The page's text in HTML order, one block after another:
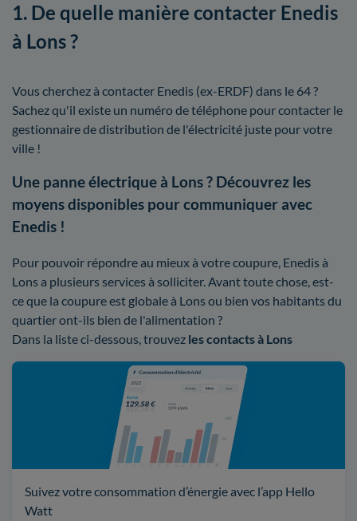
1. De quelle manière contacter Enedis
à Lons ?
Vous cherchez à contacter Enedis (ex-ERDF) dans le 64 ?
Sachez qu'il existe un numéro de téléphone pour contacter le
gestionnaire de distribution de l'électricité juste pour votre
ville !
Une panne électrique à Lons ? Découvrez les
moyens disponibles pour communiquer avec
Enedis !
Pour pouvoir répondre au mieux à votre coupure, Enedis à
Lons a plusieurs services à solliciter. Avant toute chose, est-
ce que la coupure est globale à Lons ou bien vos habitants du
quartier ont-ils bien de l'alimentation ?
Dans la liste ci-dessous, trouvez les contacts à Lons
Suivez votre consommation d’énergie avec l’app Hello
Watt